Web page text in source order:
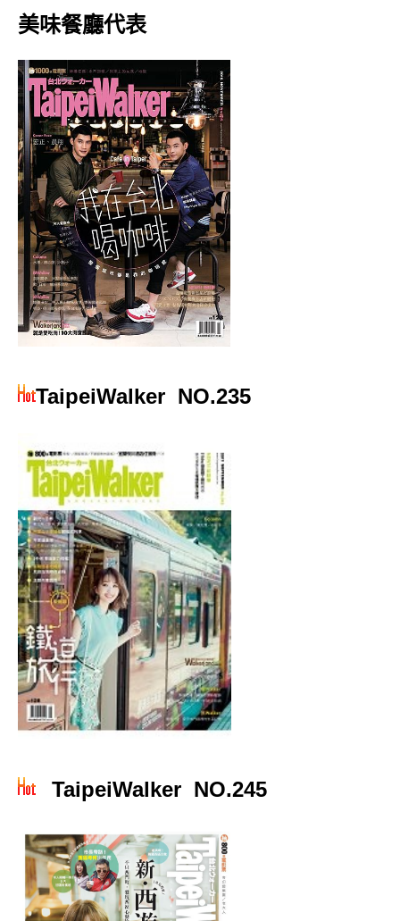
美味餐廳代表
TaipeiWalker NO.235
TaipeiWalker NO.245